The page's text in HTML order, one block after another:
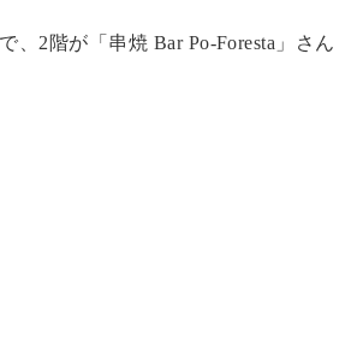
、2階が「串焼 Bar Po-Foresta」さん